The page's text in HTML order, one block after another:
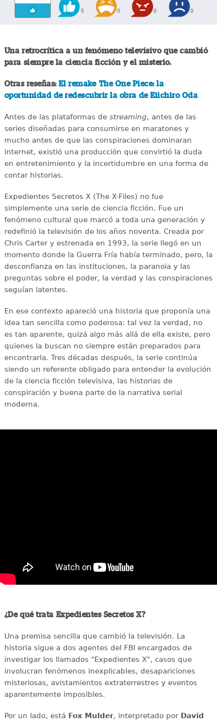
5 0 0 0
Una retrocrítica a un fenómeno televisivo que cambió
para siempre la ciencia ficción y el misterio.
Otras reseñas:El remake The One Piece: la
oportunidad de redescubrir la obra de Eiichiro Oda
Antes de las plataformas de streaming, antes de las
series diseñadas para consumirse en maratones y
mucho antes de que las conspiraciones dominaran
internet, existió una producción que convirtió la duda
en entretenimiento y la incertidumbre en una forma de
contar historias.
Expedientes Secretos X (The X-Files) no fue
simplemente una serie de ciencia ficción. Fue un
fenómeno cultural que marcó a toda una generación y
redefinió la televisión de los años noventa. Creada por
Chris Carter y estrenada en 1993, la serie llegó en un
momento donde la Guerra Fría había terminado, pero, la
desconfianza en las instituciones, la paranoia y las
preguntas sobre el poder, la verdad y las conspiraciones
seguían latentes.
En ese contexto apareció una historia que proponía una
idea tan sencilla como poderosa: tal vez la verdad, no
es tan aparente, quizá algo más allá de ella existe, pero
quienes la buscan no siempre están preparados para
encontrarla. Tres décadas después, la serie continúa
siendo un referente obligado para entender la evolución
de la ciencia ficción televisiva, las historias de
conspiración y buena parte de la narrativa serial
moderna.
¿De qué trata Expedientes Secretos X?
Una premisa sencilla que cambió la televisión. La
historia sigue a dos agentes del FBI encargados de
investigar los llamados "Expedientes X", casos que
involucran fenómenos inexplicables, desapariciones
misteriosas, avistamientos extraterrestres y eventos
aparentemente imposibles.
Por un lado, está Fox Mulder, interpretado por David